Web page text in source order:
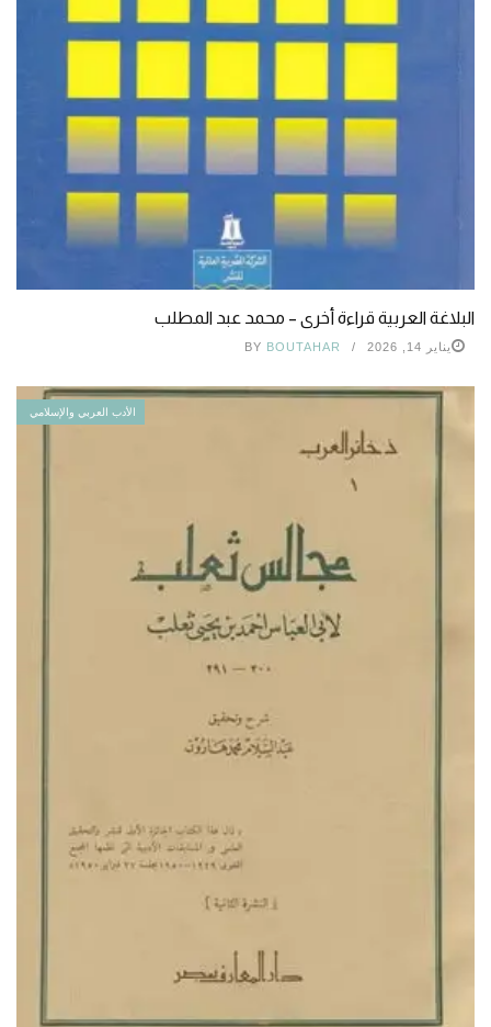
البلاغة العربية قراءة أخرى – محمد عبد المطلب
يناير 14, 2026 BY BOUTAHAR
الأدب العربي والإسلامي